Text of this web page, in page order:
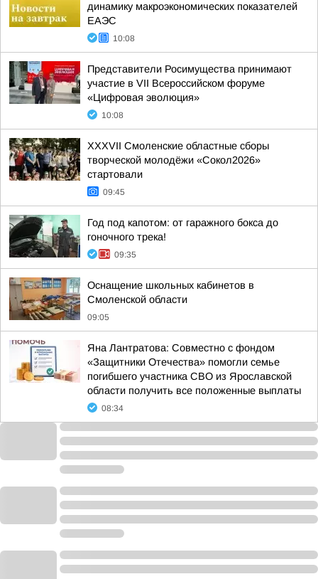
динамику макроэкономических показателей
ЕАЭС
10:08
Представители Росимущества принимают
участие в VII Всероссийском форуме
«Цифровая эволюция»
10:08
XXXVII Смоленские областные сборы
творческой молодёжи «Сокол2026»
стартовали
09:45
Год под капотом: от гаражного бокса до
гоночного трека!
09:35
Оснащение школьных кабинетов в
Смоленской области
09:05
Яна Лантратова: Совместно с фондом
«Защитники Отечества» помогли семье
погибшего участника СВО из Ярославской
области получить все положенные выплаты
08:34